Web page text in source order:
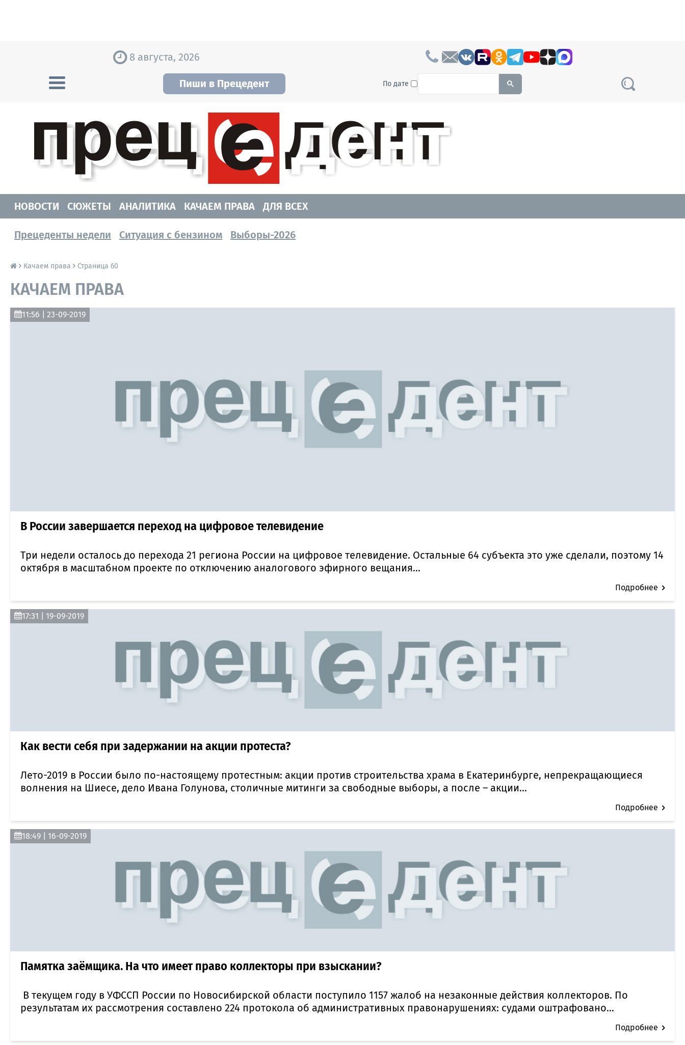
8 августа, 2026
Пиши в Прецедент По дате To search this site, enter a search term
НОВОСТИ
СЮЖЕТЫ АНАЛИТИКА КАЧАЕМ ПРАВА ДЛЯ ВСЕХ
Прецеденты недели Ситуация с бензином Выборы-2026
Качаем права Страница 60
КАЧАЕМ ПРАВА
11:56 | 23-09-2019
В России завершается переход на цифровое телевидение
Три недели осталось до перехода 21 региона России на цифровое телевидение. Остальные 64 субъекта это уже сделали, поэтому 14
октября в масштабном проекте по отключению аналогового эфирного вещания...
Подробнее
17:31 | 19-09-2019
Как вести себя при задержании на акции протеста?
Лето-2019 в России было по-настоящему протестным: акции против строительства храма в Екатеринбурге, непрекращающиеся
волнения на Шиесе, дело Ивана Голунова, столичные митинги за свободные выборы, а после – акции...
Подробнее
18:49 | 16-09-2019
Памятка заёмщика. На что имеет право коллекторы при взыскании?
В текущем году в УФССП России по Новосибирской области поступило 1157 жалоб на незаконные действия коллекторов. По
результатам их рассмотрения составлено 224 протокола об административных правонарушениях: судами оштрафовано...
Подробнее